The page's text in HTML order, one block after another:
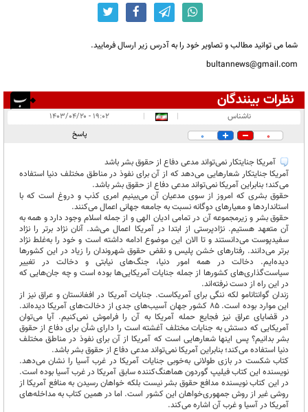
شما می توانید مطالب و تصاویر خود را به آدرس زیر ارسال فرمایید.
bultannews@gmail.com
نظرات بینندگان
در انتظار بررسی:
ناشناس |
|
۱۹:۰۲ - ۱۴۰۳/۰۴/۲۰
0
0 پاسخ
آمریکا جنایتکار نمی‌تواند مدعی دفاع از حقوق بشر باشد
آمریکا جنایتکار شعارهایی می‌دهد که از آن برای نفوذ در مناطق مختلف دنیا استفاده
می‌کند؛ بنابراین آمریکا نمی‌تواند مدعی دفاع از حقوق بشر باشد.
حقوق بشری که امروز از سوی مدعیان آن می‌بینیم امری کذب و دروغ است که با
استانداردها و معیارهای دوگانه نسبت به جامعه جهانی اعمال می‌کنند.
حقوق بشر و زیرمجموعه آن در تمامی ادیان الهی و از جمله اسلام وجود دارد و همه به
آن متعهد هستیم. نژادپرستی از ابتدا در آمریکا اعمال می‌شد. آنان نژاد برتر را نژاد
سفیدپوست می‌دانستند و تا الان این موضوع ادامه داشته است و خود را به‌غلط نژاد
برتر می‌دانند. رفتارهای خشن پلیس و نقض حقوق شهروندان را زیاد در این کشورها
دیده‌ایم. دخالت در همه امور دنیا، جنگ‌های نیابتی و دخالت در تغییر
سیاست‌گذاری‌های کشورها از جمله جنایات آمریکایی‌ها بوده است و چه جان‌هایی که
در این راه از دست نرفته‌اند.
زندان گوانتانامو لکه ننگی برای آمریکاست. جنایات آمریکا در افغانستان و عراق نیز از
این موارد بوده است. ۸۵ کشور جهان آسیب‌های جدی از دخالت‌های آمریکا دیده‌اند.
در قضایای عراق نیز فجایع حمله آمریکا به آن را فراموش نمی‌کنیم. آیا می‌توان
آمریکایی که دستش به جنایات مختلف آغشته است را دارای شأن برای دفاع از حقوق
بشر بدانیم؟ پس اینها شعارهایی است که آمریکا از آن برای نفوذ در مناطق مختلف
دنیا استفاده می‌کند؛ بنابراین آمریکا نمی‌تواند مدعی دفاع از حقوق بشر باشد.
کتاب شکست در بازی طولانی به‌خوبی جنایات آمریکا در غرب آسیا را نشان می‌دهد.
نویسنده این کتاب فیلیپ گوردون هماهنگ‌کننده سابق آمریکا در غرب آسیا بوده است.
در این کتاب نویسنده مدافع حقوق بشر نیست بلکه خواهان رسیدن به منافع آمریکا از
روشی غیر از روش جمهوری‌خواهان این کشور است. اما در همین کتاب به مداخله‌های
آمریکا در آسیا و غرب آن اشاره می‌کند.